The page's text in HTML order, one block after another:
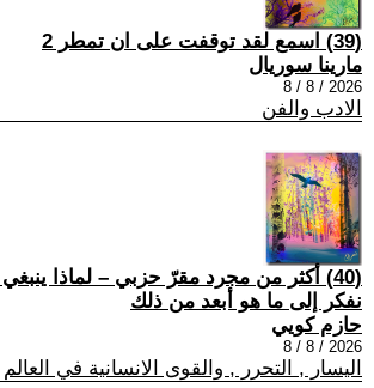
(39) اسمع لقد توقفت على ان تمطر 2
مارينا سوريال
2026 / 8 / 8
الادب والفن
(40) أكثر من مجرد مقرّ حزبي – لماذا ينبغي
نفكر إلى ما هو أبعد من ذلك
حازم كويي
2026 / 8 / 8
اليسار , التحرر , والقوى الانسانية في العالم